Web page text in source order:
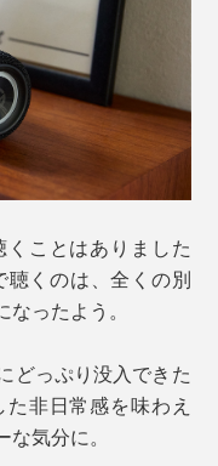
ことはありました
聴くのは、全くの別
ったよう。
どっぷり没入できた
非日常感を味わえ
気分に。